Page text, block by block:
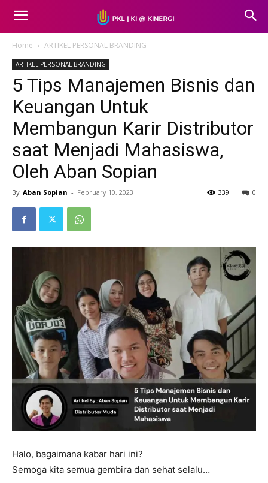
Home ARTIKEL PERSONAL BRANDING
ARTIKEL PERSONAL BRANDING
5 Tips Manajemen Bisnis dan
Keuangan Untuk
Membangun Karir Distributor
saat Menjadi Mahasiswa,
Oleh Aban Sopian
By Aban Sopian - February 10, 2023 0
339
Halo, bagaimana kabar hari ini?
Semoga kita semua gembira dan sehat selalu…